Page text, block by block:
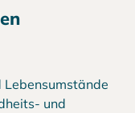
Lebensumstände
und